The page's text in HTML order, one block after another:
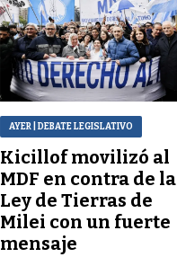
AYER | DEBATE LEGISLATIVO
Kicillof movilizó al
MDF en contra de la
Ley de Tierras de
Milei con un fuerte
mensaje